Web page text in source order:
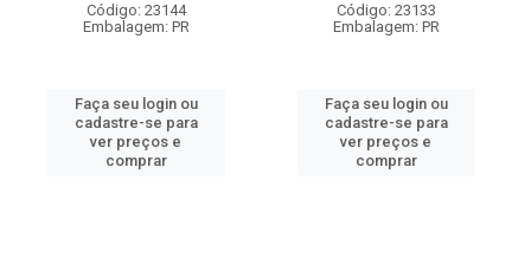
Código: 23144
Embalagem: PR
Faça seu login ou
cadastre-se para
ver preços e
comprar
Código: 23133
Embalagem: PR
Faça seu login ou
cadastre-se para
ver preços e
comprar